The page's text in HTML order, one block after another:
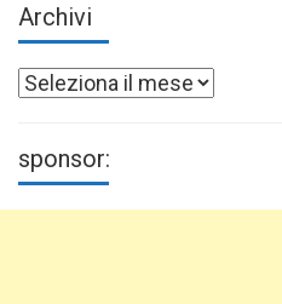
Archivi
Archivi
sponsor: